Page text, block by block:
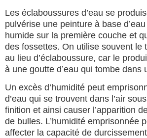
Les éclaboussures d’eau se
pulvérise une peinture à base
humide sur la première couche et
des fossettes. On utilise souvent le
au lieu d’éclaboussure, car le
à une goutte d’eau qui tombe dans
Un excès d’humidité peut
d’eau qui se trouvent dans l’air
finition et ainsi causer l’apparition
de bulles. L’humidité emprisonnée
affecter la capacité de